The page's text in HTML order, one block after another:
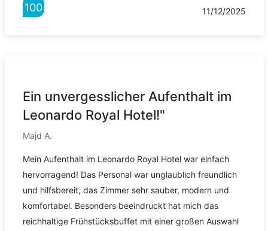
100 11/12/2025
Ein unvergesslicher Aufenthalt im
Leonardo Royal Hotel!"
Majd A.
Mein Aufenthalt im Leonardo Royal Hotel war einfach
hervorragend! Das Personal war unglaublich freundlich
und hilfsbereit, das Zimmer sehr sauber, modern und
komfortabel. Besonders beeindruckt hat mich das
reichhaltige Frühstücksbuffet mit einer großen Auswahl